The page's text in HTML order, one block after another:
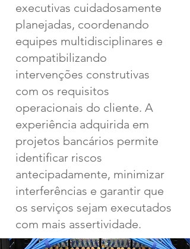
executivas cuidadosamente
planejadas, coordenando
equipes multidisciplinares e
compatibilizando
intervenções construtivas
com os requisitos
operacionais do cliente. A
experiência adquirida em
projetos bancários permite
identificar riscos
antecipadamente, minimizar
interferências e garantir que
os serviços sejam executados
com mais assertividade.